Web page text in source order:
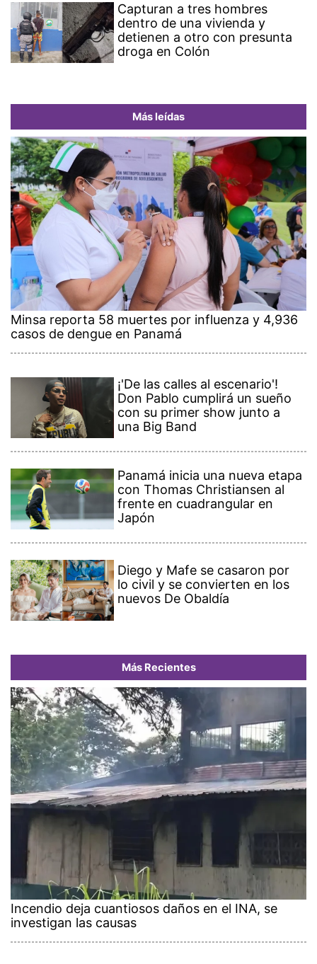
Capturan a tres hombres
dentro de una vivienda y
detienen a otro con presunta
droga en Colón
Más leídas
Minsa reporta 58 muertes por influenza y 4,936
casos de dengue en Panamá
¡'De las calles al escenario'!
Don Pablo cumplirá un sueño
con su primer show junto a
una Big Band
Panamá inicia una nueva etapa
con Thomas Christiansen al
frente en cuadrangular en
Japón
Diego y Mafe se casaron por
lo civil y se convierten en los
nuevos De Obaldía
Más Recientes
Incendio deja cuantiosos daños en el INA, se
investigan las causas